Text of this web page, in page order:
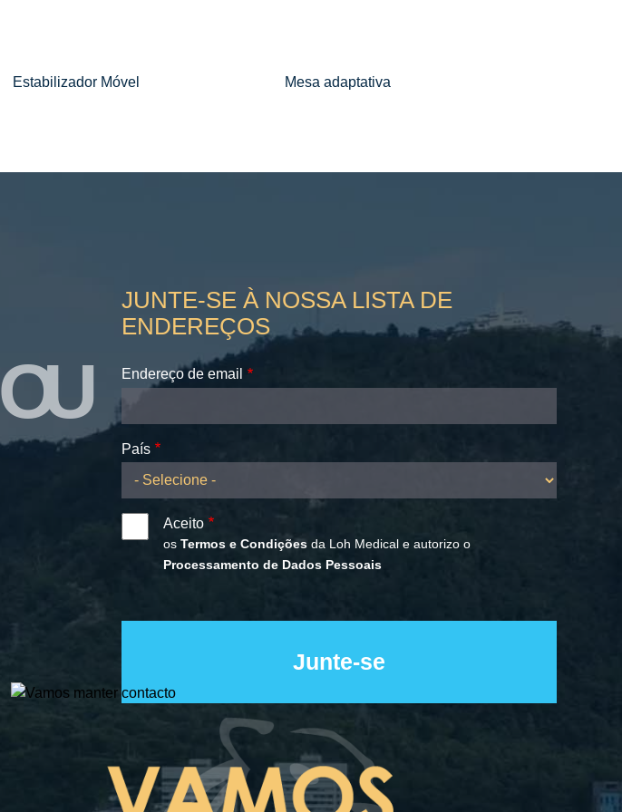
Estabilizador Móvel Mesa adaptativa
OU
JUNTE-SE À NOSSA LISTA DE
ENDEREÇOS
Endereço de email
País
Aceito
osTermos e Condições da Loh Medical e autorizo o
Processamento de Dados Pessoais